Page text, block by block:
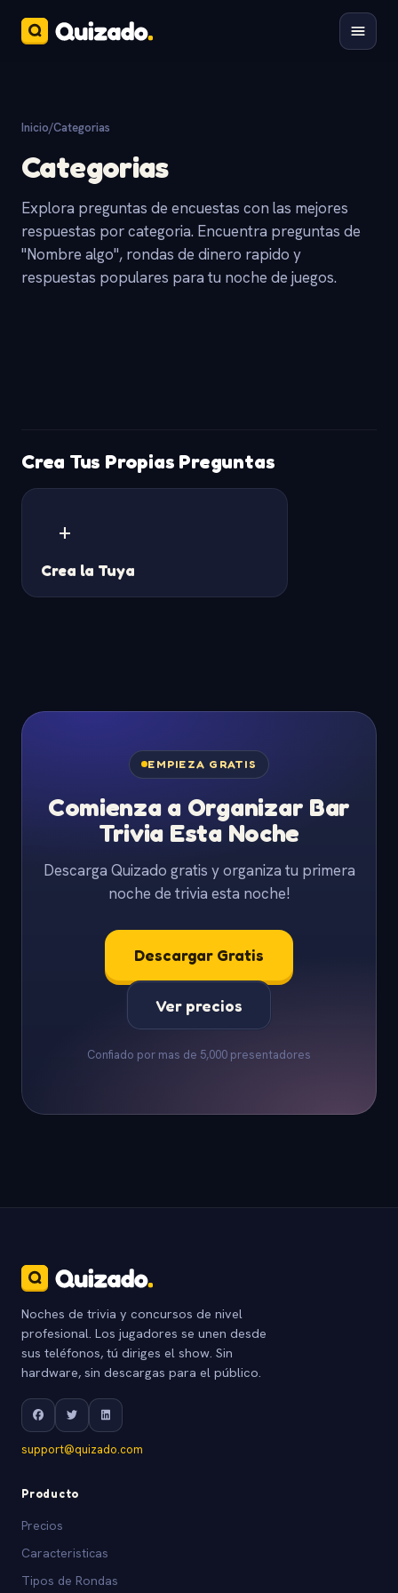
Inicio/Categorias
Categorias
Explora preguntas de encuestas con las mejores
respuestas por categoria. Encuentra preguntas de
"Nombre algo", rondas de dinero rapido y
respuestas populares para tu noche de juegos.
Crea Tus Propias Preguntas
+
Crea la Tuya
EMPIEZA GRATIS
Comienza a Organizar Bar
Trivia Esta Noche
Descarga Quizado gratis y organiza tu primera
noche de trivia esta noche!
Descargar Gratis
Ver precios
Confiado por mas de 5,000 presentadores
Noches de trivia y concursos de nivel
profesional. Los jugadores se unen desde
sus teléfonos, tú diriges el show. Sin
hardware, sin descargas para el público.
support@quizado.com
Producto
Precios
Caracteristicas
Tipos de Rondas